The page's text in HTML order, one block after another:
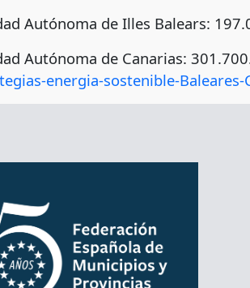
Autónoma de Illes Balears:
Autónoma de
energia-sostenible-